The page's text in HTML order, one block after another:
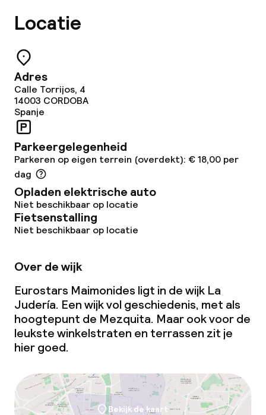
Beleid
Overal rookvrij
Locatie
Adres
Calle Torrijos, 4
14003 CORDOBA
Spanje
Parkeergelegenheid
Parkeren op eigen terrein (overdekt): € 18,00 per
dag
Opladen elektrische auto
Niet beschikbaar op locatie
Fietsenstalling
Niet beschikbaar op locatie
Over de wijk
Eurostars Maimonides ligt in de wijk La
Judería. Een wijk vol geschiedenis, met als
hoogtepunt de Mezquita. Maar ook voor de
leukste winkelstraten en terrassen zit je
hier goed.
Bekijk de kaart